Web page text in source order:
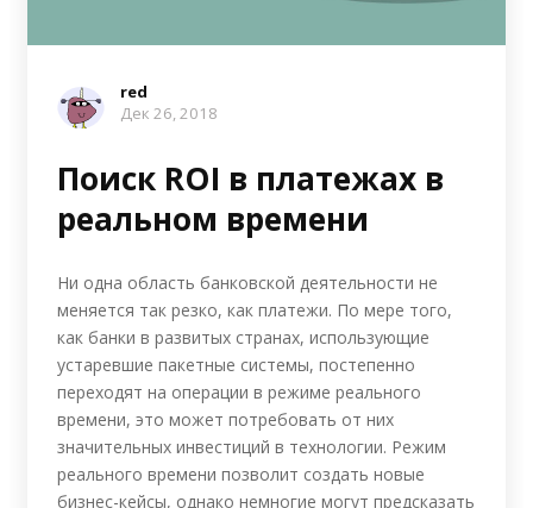
red
Дек 26, 2018
Поиск ROI в платежах в
реальном времени
Ни одна область банковской деятельности не
меняется так резко, как платежи. По мере того,
как банки в развитых странах, использующие
устаревшие пакетные системы, постепенно
переходят на операции в режиме реального
времени, это может потребовать от них
значительных инвестиций в технологии. Режим
реального времени позволит создать новые
бизнес-кейсы, однако немногие могут предсказать